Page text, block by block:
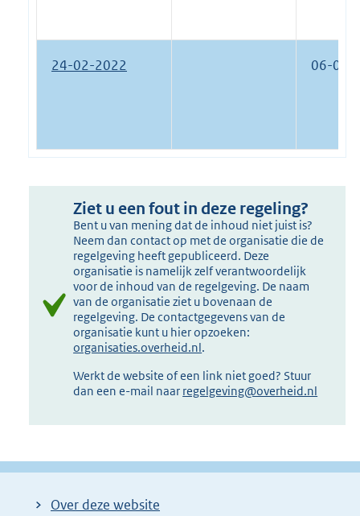
24-02-2022 06-07-
Ziet u een fout in deze regeling?
Bent u van mening dat de inhoud niet juist is?
Neem dan contact op met de organisatie die de
regelgeving heeft gepubliceerd. Deze
organisatie is namelijk zelf verantwoordelijk
voor de inhoud van de regelgeving. De naam
van de organisatie ziet u bovenaan de
regelgeving. De contactgegevens van de
organisatie kunt u hier opzoeken:
organisaties.overheid.nl.
Werkt de website of een link niet goed? Stuur
dan een e-mail naar regelgeving@overheid.nl
Over deze website